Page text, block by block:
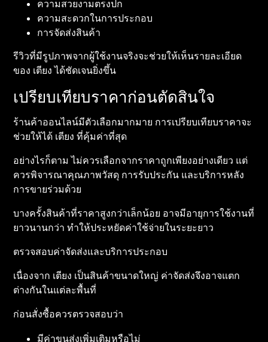
ความสวยงามตรงปก
ความสะดวกในการประกอบ
การจัดส่งสินค้า
รีวิวที่มีรูปภาพจากผู้ใช้งานจริงจะช่วยให้เห็นรายละเอียด
ของ เตียง ได้ชัดเจนยิ่งขึ้น
เปรียบเทียบราคาก่อนตัดสินใจ
ร้านค้าออนไลน์มีตัวเลือกมากมาย การเปรียบเทียบราคาจะ
ช่วยให้ได้ เตียง ที่คุ้มค่าที่สุด
อย่างไรก็ตาม ไม่ควรเลือกจากราคาถูกเพียงอย่างเดียว แต่
ควรพิจารณาคุณภาพวัสดุ การรับประกัน และบริการหลัง
การขายร่วมด้วย
บางครั้งสินค้าที่ราคาสูงกว่าเล็กน้อย อาจมีอายุการใช้งานที่
ยาวนานกว่า ทำให้ประหยัดค่าใช้จ่ายในระยะยาว
ตรวจสอบค่าจัดส่งและบริการประกอบ
เนื่องจาก เตียง เป็นสินค้าขนาดใหญ่ ค่าจัดส่งจึงอาจแตก
ต่างกันในแต่ละพื้นที่
ก่อนสั่งซื้อควรตรวจสอบว่า
มีค่าขนส่งเพิ่มเติมหรือไม่